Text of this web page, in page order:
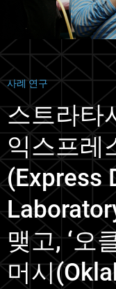
사례 연구
스트라타
익스프레
(Express
맺고, ‘오
머시